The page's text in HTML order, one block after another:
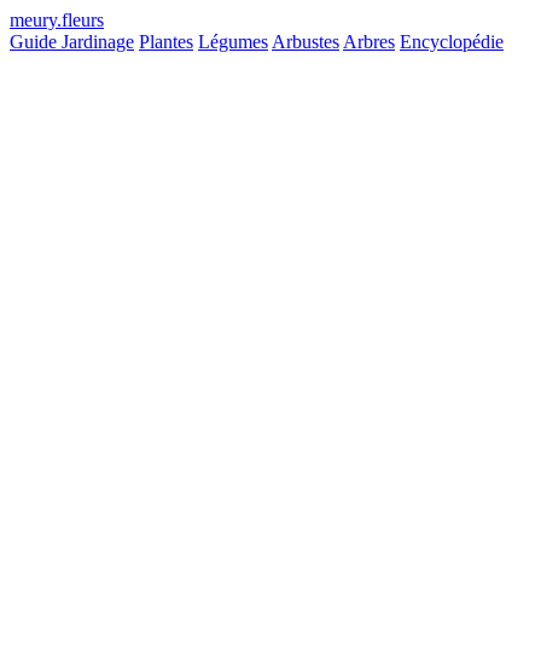
meury.fleurs
Guide Jardinage Plantes Légumes Arbustes Arbres Encyclopédie